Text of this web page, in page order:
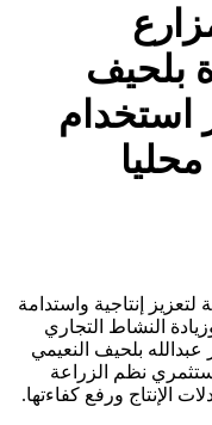
بلحيف
استخدام
لتعزيز إنتاجية واستدامة
النشاط التجاري
بلحيف النعيمي
نظم الزراعة
الإنتاج ورفع كفاءتها.